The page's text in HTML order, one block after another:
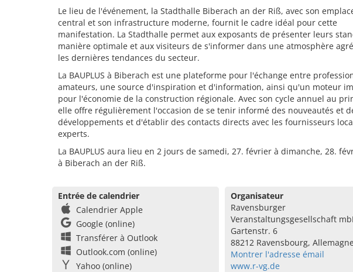
Le lieu de l'événement, la Stadthalle Biberach an der Riß, avec son
central et son infrastructure moderne, fournit le cadre idéal pour cette
manifestation. La Stadthalle permet aux exposants de présenter leurs
manière optimale et aux visiteurs de s'informer dans une atmosphère
les dernières tendances du secteur.
La BAUPLUS à Biberach est une plateforme pour l'échange entre
amateurs, une source d'inspiration et d'information, ainsi qu'un moteur
pour l'économie de la construction régionale. Avec son cycle annuel au
elle offre régulièrement l'occasion de se tenir informé des nouveautés et
développements et d'établir des contacts directs avec les fournisseurs
experts.
La BAUPLUS aura lieu en 2 jours de samedi, 27. février à dimanche, 28.
à Biberach an der Riß.
Entrée de calendrier
Calendrier Apple
Google (online)
Transférer à Outlook
Outlook.com (online)
Yahoo (online)
Organisateur
Ravensburger
Veranstaltungsgesellschaft
Gartenstr. 6
88212 Ravensbourg, Allemagne
Montrer l'adresse émail
www.r-vg.de